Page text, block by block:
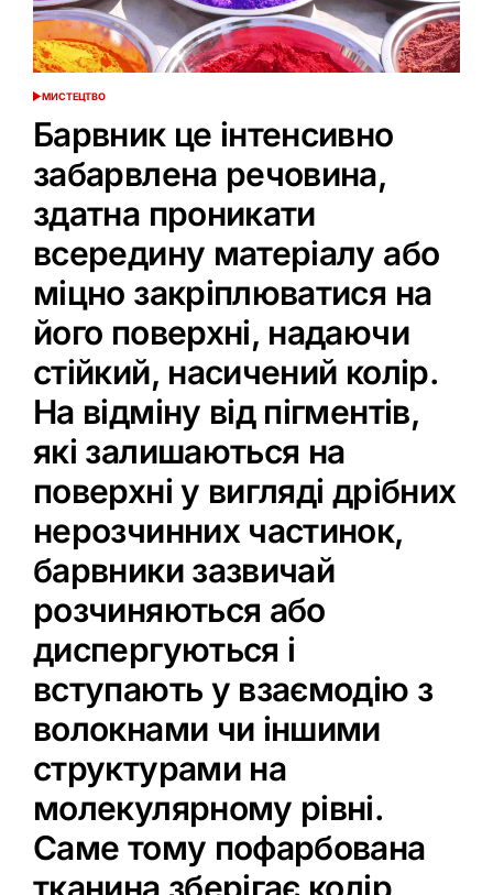
ОПУБЛІКУВАТИ
МИСТЕЦТВО
Барвник це інтенсивно
забарвлена речовина,
здатна проникати
всередину матеріалу або
міцно закріплюватися на
його поверхні, надаючи
стійкий, насичений колір.
На відміну від пігментів,
які залишаються на
поверхні у вигляді дрібних
нерозчинних частинок,
барвники зазвичай
розчиняються або
диспергуються і
вступають у взаємодію з
волокнами чи іншими
структурами на
молекулярному рівні.
Саме тому пофарбована